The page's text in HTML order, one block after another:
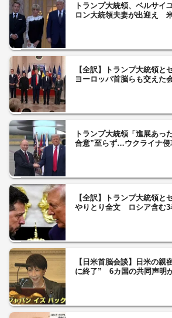
トランプ大統領、ベルサ
ロン大統領夫妻が出迎え
【全訳】トランプ大統領と
ヨーロッパ首脳らも交えた
トランプ大統領「進展あっ
合意”至らず…ウクライナ侵
【全訳】トランプ大統領と
やりとり全文 ロシア含む3
【日米首脳会談】日米の親
に終了” 6カ国の共同声明